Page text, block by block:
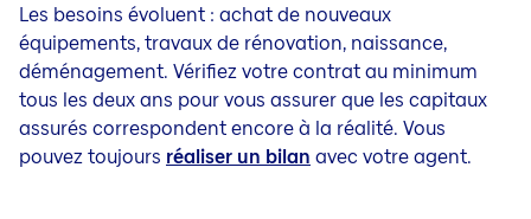
Les besoins évoluent : achat de nouveaux
équipements, travaux de rénovation, naissance,
déménagement. Vérifiez votre contrat au minimum
tous les deux ans pour vous assurer que les capitaux
assurés correspondent encore à la réalité. Vous
pouvez toujours réaliser un bilan avec votre agent.